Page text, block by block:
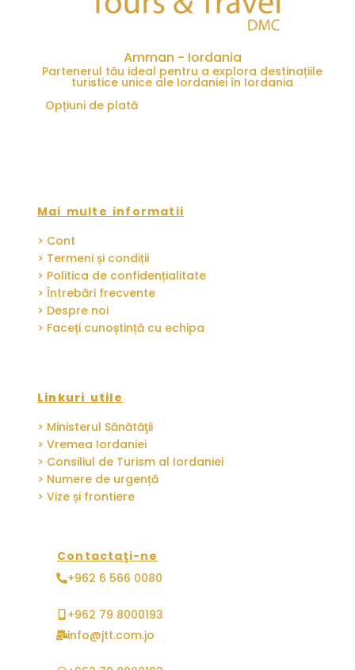
Amman - Iordania
Partenerul tău ideal pentru a explora destinațiile
turistice unice ale Iordaniei în Iordania
Opțiuni de plată
Mai multe informatii
> Cont
> Termeni și condiții
> Politica de confidențialitate
> Întrebări frecvente
> Despre noi
> Faceți cunoștință cu echipa
Linkuri utile
> Ministerul Sănătăţii
> Vremea Iordaniei
> Consiliul de Turism al Iordaniei
> Numere de urgență
> Vize și frontiere
Contactaţi-ne
+962 6 566 0080
+962 79 8000193
info@jtt.com.jo